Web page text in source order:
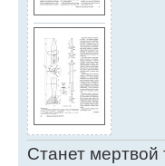
Станет